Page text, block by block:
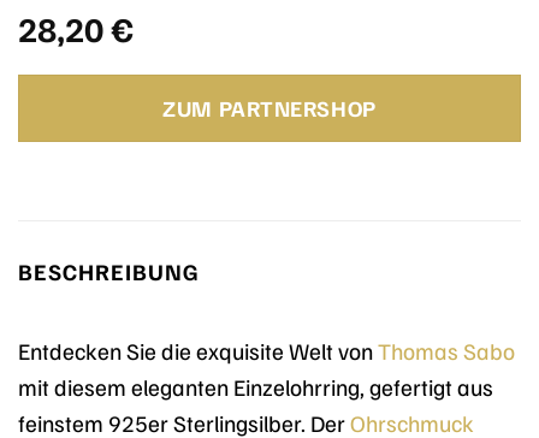
28,20€
ZUM PARTNERSHOP
BESCHREIBUNG
Entdecken Sie die exquisite Welt vonThomas Sabo
mit diesem eleganten Einzelohrring, gefertigt aus
feinstem 925er Sterlingsilber. DerOhrschmuck